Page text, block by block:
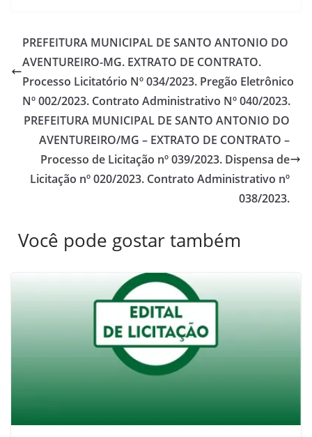
PREFEITURA MUNICIPAL DE SANTO ANTONIO DO
AVENTUREIRO-MG. EXTRATO DE CONTRATO.
Processo Licitatório Nº 034/2023. Pregão Eletrônico
Nº 002/2023. Contrato Administrativo Nº 040/2023.
PREFEITURA MUNICIPAL DE SANTO ANTONIO DO
AVENTUREIRO/MG – EXTRATO DE CONTRATO –
Processo de Licitação nº 039/2023. Dispensa de
Licitação nº 020/2023. Contrato Administrativo nº
038/2023.
Você pode gostar também